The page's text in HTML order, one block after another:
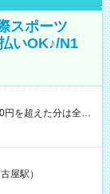
スポーツ
いOK♪/N1
★日払い
お仕事後はコン
屋駅）